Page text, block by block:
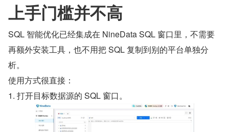
上手门槛并不高
SQL 智能优化已经集成在 NineData SQL 窗口里，不需要
再额外安装工具，也不用把 SQL 复制到别的平台单独分
析。
使用方式很直接：
1. 打开目标数据源的 SQL 窗口。